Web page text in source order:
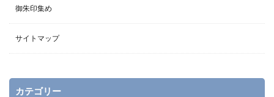
御朱印集め
サイトマップ
カテゴリー